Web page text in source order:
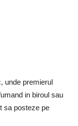
unde premierul
in biroul sau
sa posteze pe